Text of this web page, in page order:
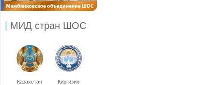
МИД стран ШОС
Казахстан Киргизия